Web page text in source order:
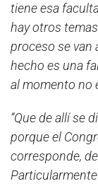
tiene esa
hay otros
proceso se van
hecho es una
al momento no
“Que de allí se
porque el
corresponde,